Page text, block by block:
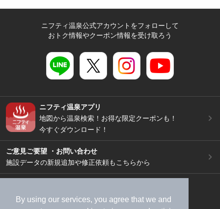
By using our services, you agree that we and
ニフティ温泉公式アカウントをフォローして
おトク情報やクーポン情報を受け取ろう
ニフティ温泉アプリ
地図から温泉検索！お得な限定クーポンも！
今すぐダウンロード！
ご意見ご要望 ・お問い合わせ
施設データの新規追加や修正依頼もこちらから
加盟店募集（資料請求）
広告出稿のご案内